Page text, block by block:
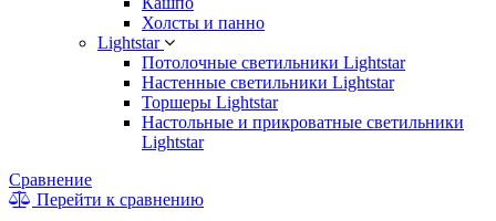
Холсты и панно
Lightstar
Потолочные светильники Lightstar
Настенные светильники Lightstar
Торшеры Lightstar
Настольные и прикроватные светильники
Lightstar
Сравнение
Перейти к сравнению